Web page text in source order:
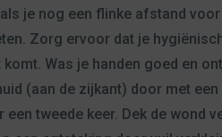
je nog een flinke afstand voor
Zorg ervoor dat je
Was je handen goed en
(aan de zijkant) door met een
tweede keer. Dek de wond